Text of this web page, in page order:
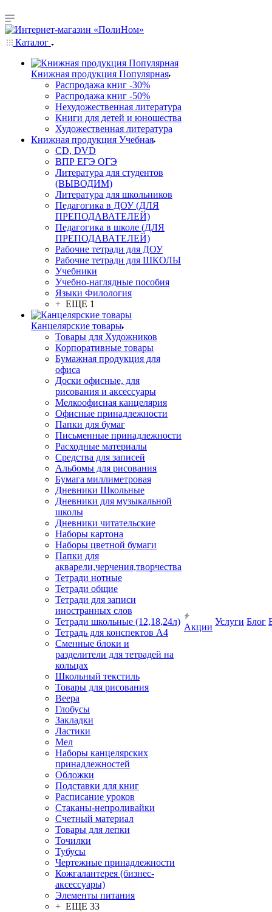
Каталог
Книжная продукция Популярная
Распродажа книг -30%
Распродажа книг -50%
Нехудожественная литература
Книги для детей и юношества
Художественная литература
Книжная продукция Учебная
CD, DVD
ВПР ЕГЭ ОГЭ
Литература для студентов
(ВЫВОДИМ)
Литература для школьников
Педагогика в ДОУ (ДЛЯ
ПРЕПОДАВАТЕЛЕЙ)
Педагогика в школе (ДЛЯ
ПРЕПОДАВАТЕЛЕЙ)
Рабочие тетради для ДОУ
Рабочие тетради для ШКОЛЫ
Учебники
Учебно-наглядные пособия
Языки Филология
+ ЕЩЕ 1
Канцелярские товары
Товары для Художников
Корпоративные товары
Бумажная продукция для
офиса
Доски офисные, для
рисования и аксессуары
Мелкоофисная канцелярия
Офисные принадлежности
Папки для бумаг
Письменные принадлежности
Расходные материалы
Средства для записей
Альбомы для рисования
Бумага миллиметровая
Дневники Школьные
Дневники для музыкальной
школы
Дневники читательские
Наборы картона
Наборы цветной бумаги
Папки для
акварели,черчения,творчества
Тетради нотные
Тетради общие
Тетради для записи
иностранных слов
Тетради школьные (12,18,24л)
Тетрадь для конспектов А4
Сменные блоки и
разделители для тетрадей на
кольцах
Школьный текстиль
Товары для рисования
Веера
Глобусы
Закладки
Ластики
Мел
Наборы канцелярских
принадлежностей
Обложки
Подставки для книг
Расписание уроков
Стаканы-непроливайки
Счетный материал
Товары для лепки
Точилки
Тубусы
Чертежные принадлежности
Кожгалантерея (бизнес-
аксессуары)
Элементы питания
+ ЕЩЕ 33
Акции
Услуги Блог